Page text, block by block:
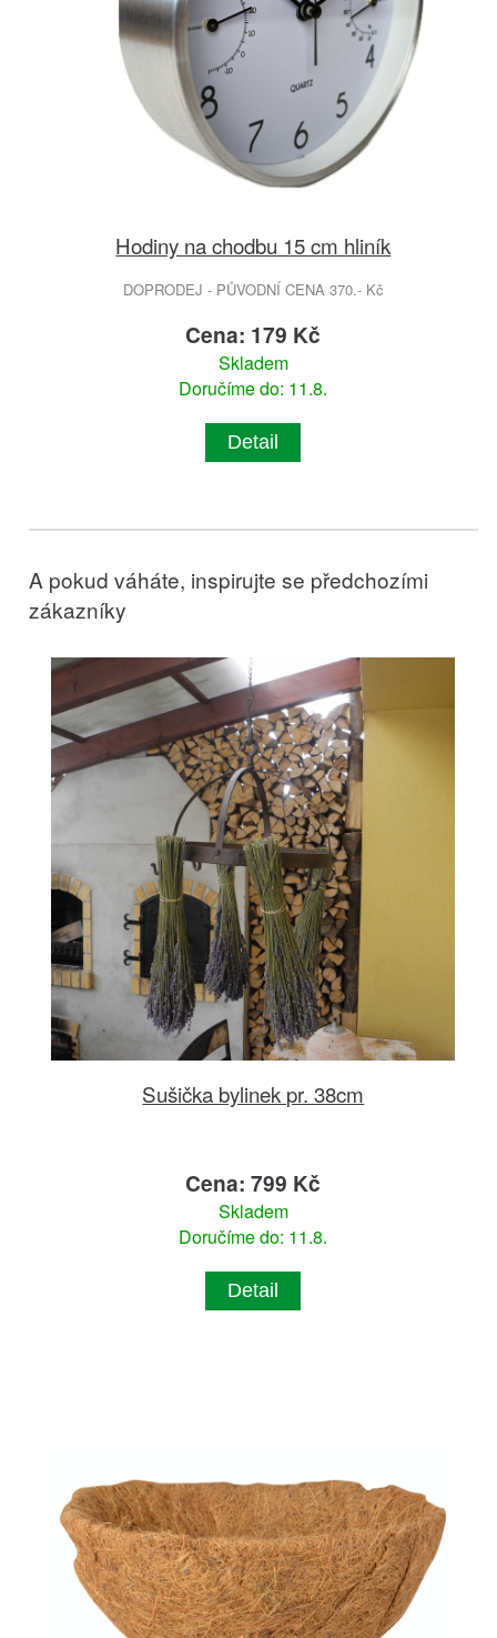
Hodiny na chodbu 15 cm hliník
DOPRODEJ - PŮVODNÍ CENA 370.- Kč
Cena: 179 Kč
Skladem
Doručíme do: 11.8.
Detail
A pokud váháte, inspirujte se předchozími
zákazníky
Sušička bylinek pr. 38cm
Cena: 799 Kč
Skladem
Doručíme do: 11.8.
Detail